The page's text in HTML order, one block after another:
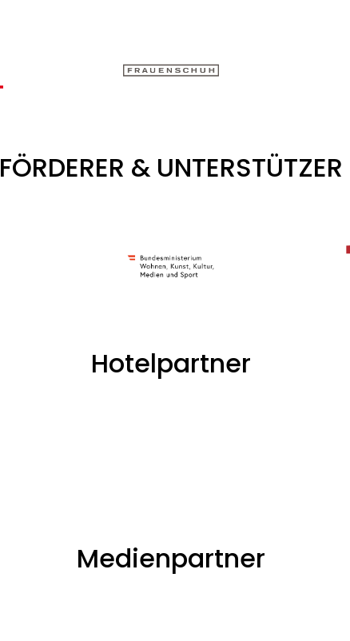
FÖRDERER & UNTERSTÜTZER
Hotelpartner
Medienpartner